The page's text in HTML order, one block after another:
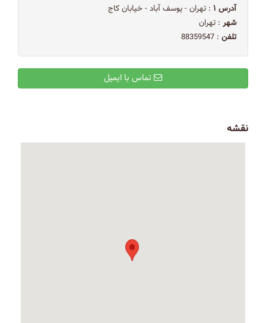
آدرس ۱
: تهران - یوسف آباد - خیابان کاج
شهر : تهران
تلفن : 88359547
نقشه